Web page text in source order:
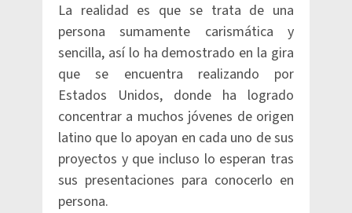
La realidad es que se trata de una
persona sumamente carismática y
sencilla, así lo ha demostrado en la gira
que se encuentra realizando por
Estados Unidos, donde ha logrado
concentrar a muchos jóvenes de origen
latino que lo apoyan en cada uno de sus
proyectos y que incluso lo esperan tras
sus presentaciones para conocerlo en
persona.